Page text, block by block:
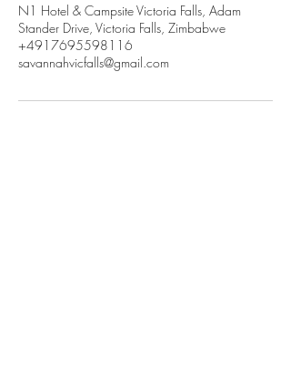
N1 Hotel & Campsite Victoria Falls, Adam
Stander Drive, Victoria Falls, Zimbabwe
+4917695598116
savannahvicfalls@gmail.com